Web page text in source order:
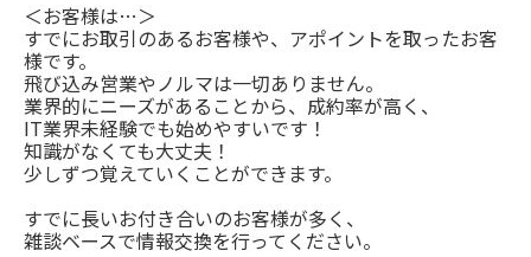
＜お客様は…＞
すでにお取引のあるお客様や、アポイントを取ったお客
様です。
飛び込み営業やノルマは一切ありません。
業界的にニーズがあることから、成約率が高く、
IT業界未経験でも始めやすいです！
知識がなくても大丈夫！
少しずつ覚えていくことができます。
すでに長いお付き合いのお客様が多く、
雑談ベースで情報交換を行ってください。